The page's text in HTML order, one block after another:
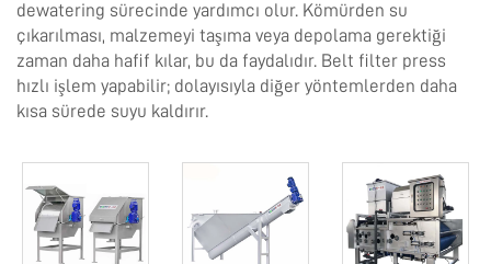
dewatering sürecinde yardımcı olur. Kömürden su
çıkarılması, malzemeyi taşıma veya depolama gerektiği
zaman daha hafif kılar, bu da faydalıdır. Belt filter press
hızlı işlem yapabilir; dolayısıyla diğer yöntemlerden daha
kısa sürede suyu kaldırır.